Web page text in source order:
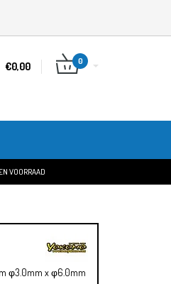
€0,00 0
VOORRAAD
φ3.0mm x φ6.0mm